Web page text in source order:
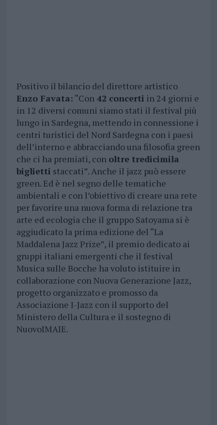
Positivo il bilancio del direttore artistico
Enzo Favata: “Con42 concerti in 24 giorni e
in 12 diversi comuni siamo stati il festival più
lungo in Sardegna, mettendo in connessione i
centri turistici del Nord Sardegna con i paesi
dell’interno e abbracciando una filosofia green
che ci ha premiati, con oltre tredicimila
biglietti staccati”. Anche il jazz può essere
green. Ed è nel segno delle tematiche
ambientali e con l’obiettivo di creare una rete
per favorire una nuova forma di relazione tra
arte ed ecologia che il gruppo Satoyama si è
aggiudicato la prima edizione del “La
Maddalena Jazz Prize”, il premio dedicato ai
gruppi italiani emergenti che il festival
Musica sulle Bocche ha voluto istituire in
collaborazione con Nuova Generazione Jazz,
progetto organizzato e promosso da
Associazione I-Jazz con il supporto del
Ministero della Cultura e il sostegno di
NuovoIMAIE.